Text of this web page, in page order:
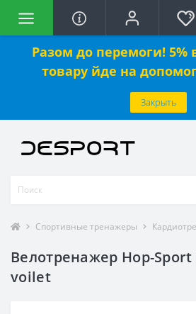
Разом до перемоги! 5%
товару йде на
Закрыть
Спортивные тренажеры
Велотренажер Hop-Sport
voilet